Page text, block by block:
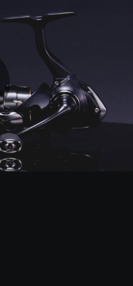
投稿
メールで共有